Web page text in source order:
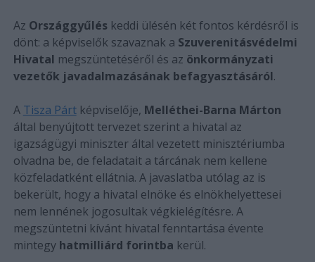
Az Országgyűléskeddi ülésén két fontos kérdésről is
dönt: a képviselők szavaznak a Szuverenitásvédelmi
Hivatal megszüntetéséről és az önkormányzati
vezetők javadalmazásának befagyasztásáról.
A Tisza Pártképviselője, Melléthei-Barna Márton
által benyújtott tervezet szerint a hivatal az
igazságügyi miniszter által vezetett minisztériumba
olvadna be, de feladatait a tárcának nem kellene
közfeladatként ellátnia. A javaslatba utólag az is
bekerült, hogy a hivatal elnöke és elnökhelyettesei
nem lennének jogosultak végkielégítésre. A
megszüntetni kívánt hivatal fenntartása évente
mintegy hatmilliárd forintba kerül.